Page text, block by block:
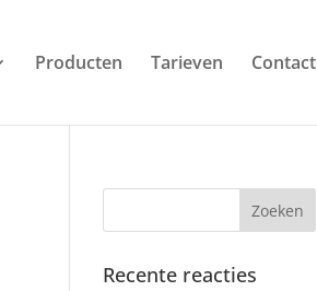
Producten Tarieven Contact
Recente reacties